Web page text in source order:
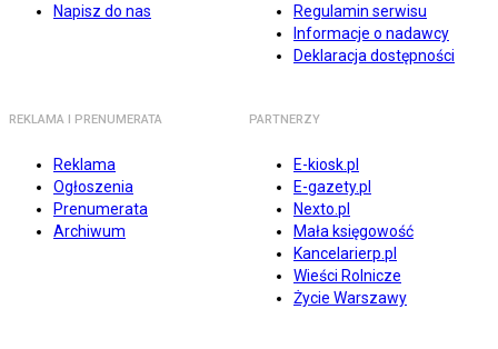
Napisz do nas
Regulamin serwisu
Informacje o nadawcy
Deklaracja dostępności
REKLAMA I PRENUMERATA
Reklama
Ogłoszenia
Prenumerata
Archiwum
PARTNERZY
E-kiosk.pl
E-gazety.pl
Nexto.pl
Mała księgowość
Kancelarierp.pl
Wieści Rolnicze
Życie Warszawy